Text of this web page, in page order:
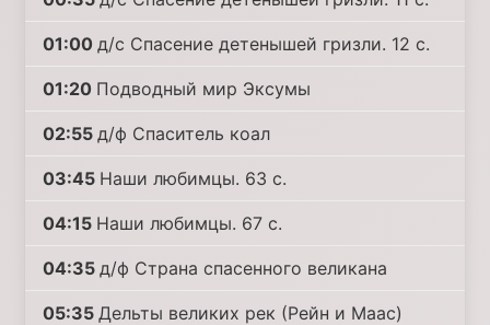
01:00 д/с Спасение детенышей гризли. 12 с.
01:20 Подводный мир Эксумы
02:55 д/ф Спаситель коал
03:45 Наши любимцы. 63 с.
04:15 Наши любимцы. 67 с.
04:35 д/ф Страна спасенного великана
05:35 Дельты великих рек (Рейн и Маас)